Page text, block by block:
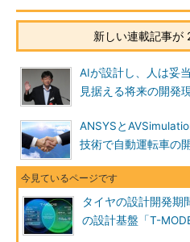
新しい連載記事が
AIが設計し、人は妥
見据える将来の開発
ANSYSと
技術で自動運転車の
タイヤの設計開発期
の設計基盤「T-